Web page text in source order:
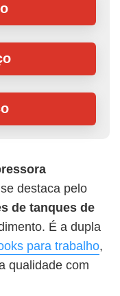
se destaca pelo
de tanques de
É a dupla
para trabalho,
qualidade com